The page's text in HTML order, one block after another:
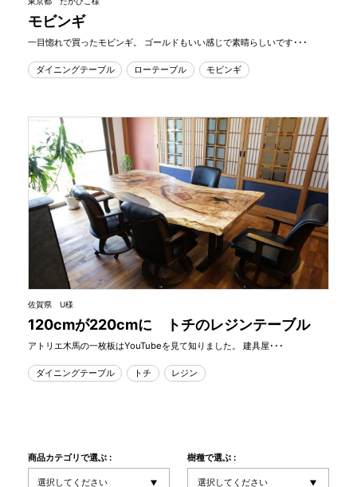
モビンギ
一目惚れで買ったモビンギ。 ゴールドもいい感じで素晴らしいです･･･
ダイニングテーブル ローテーブル モビンギ
佐賀県 U様
120cmが220cmに トチのレジンテーブル
アトリエ木馬の一枚板はYouTubeを見て知りました。 建具屋･･･
ダイニングテーブル トチ レジン
商品カテゴリで選ぶ : 樹種で選ぶ :